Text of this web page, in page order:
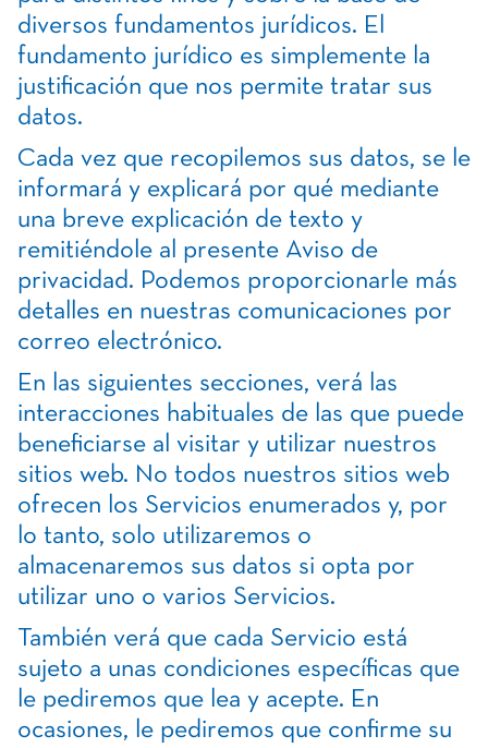
diversos fundamentos jurídicos. El
fundamento jurídico es simplemente la
justificación que nos permite tratar sus
datos.
Cada vez que recopilemos sus datos, se le
informará y explicará por qué mediante
una breve explicación de texto y
remitiéndole al presente Aviso de
privacidad. Podemos proporcionarle más
detalles en nuestras comunicaciones por
correo electrónico.
En las siguientes secciones, verá las
interacciones habituales de las que puede
beneficiarse al visitar y utilizar nuestros
sitios web. No todos nuestros sitios web
ofrecen los Servicios enumerados y, por
lo tanto, solo utilizaremos o
almacenaremos sus datos si opta por
utilizar uno o varios Servicios.
También verá que cada Servicio está
sujeto a unas condiciones específicas que
le pediremos que lea y acepte. En
ocasiones, le pediremos que confirme su